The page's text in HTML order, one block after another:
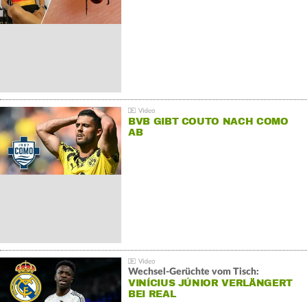
BVB GIBT COUTO NACH COMO
AB
Wechsel-Gerüchte vom Tisch:
VINÍCIUS JÚNIOR VERLÄNGERT
BEI REAL